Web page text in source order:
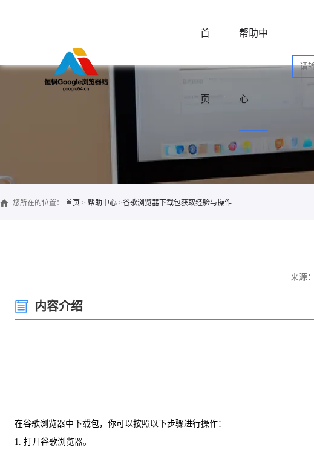
首
页
帮助中
心
您所在的位置： 首页 > 帮助中心 >谷歌浏览器下载包获取经验与操作
来源：
内容介绍
在谷歌浏览器中下载包，你可以按照以下步骤进行操作：
1. 打开谷歌浏览器。